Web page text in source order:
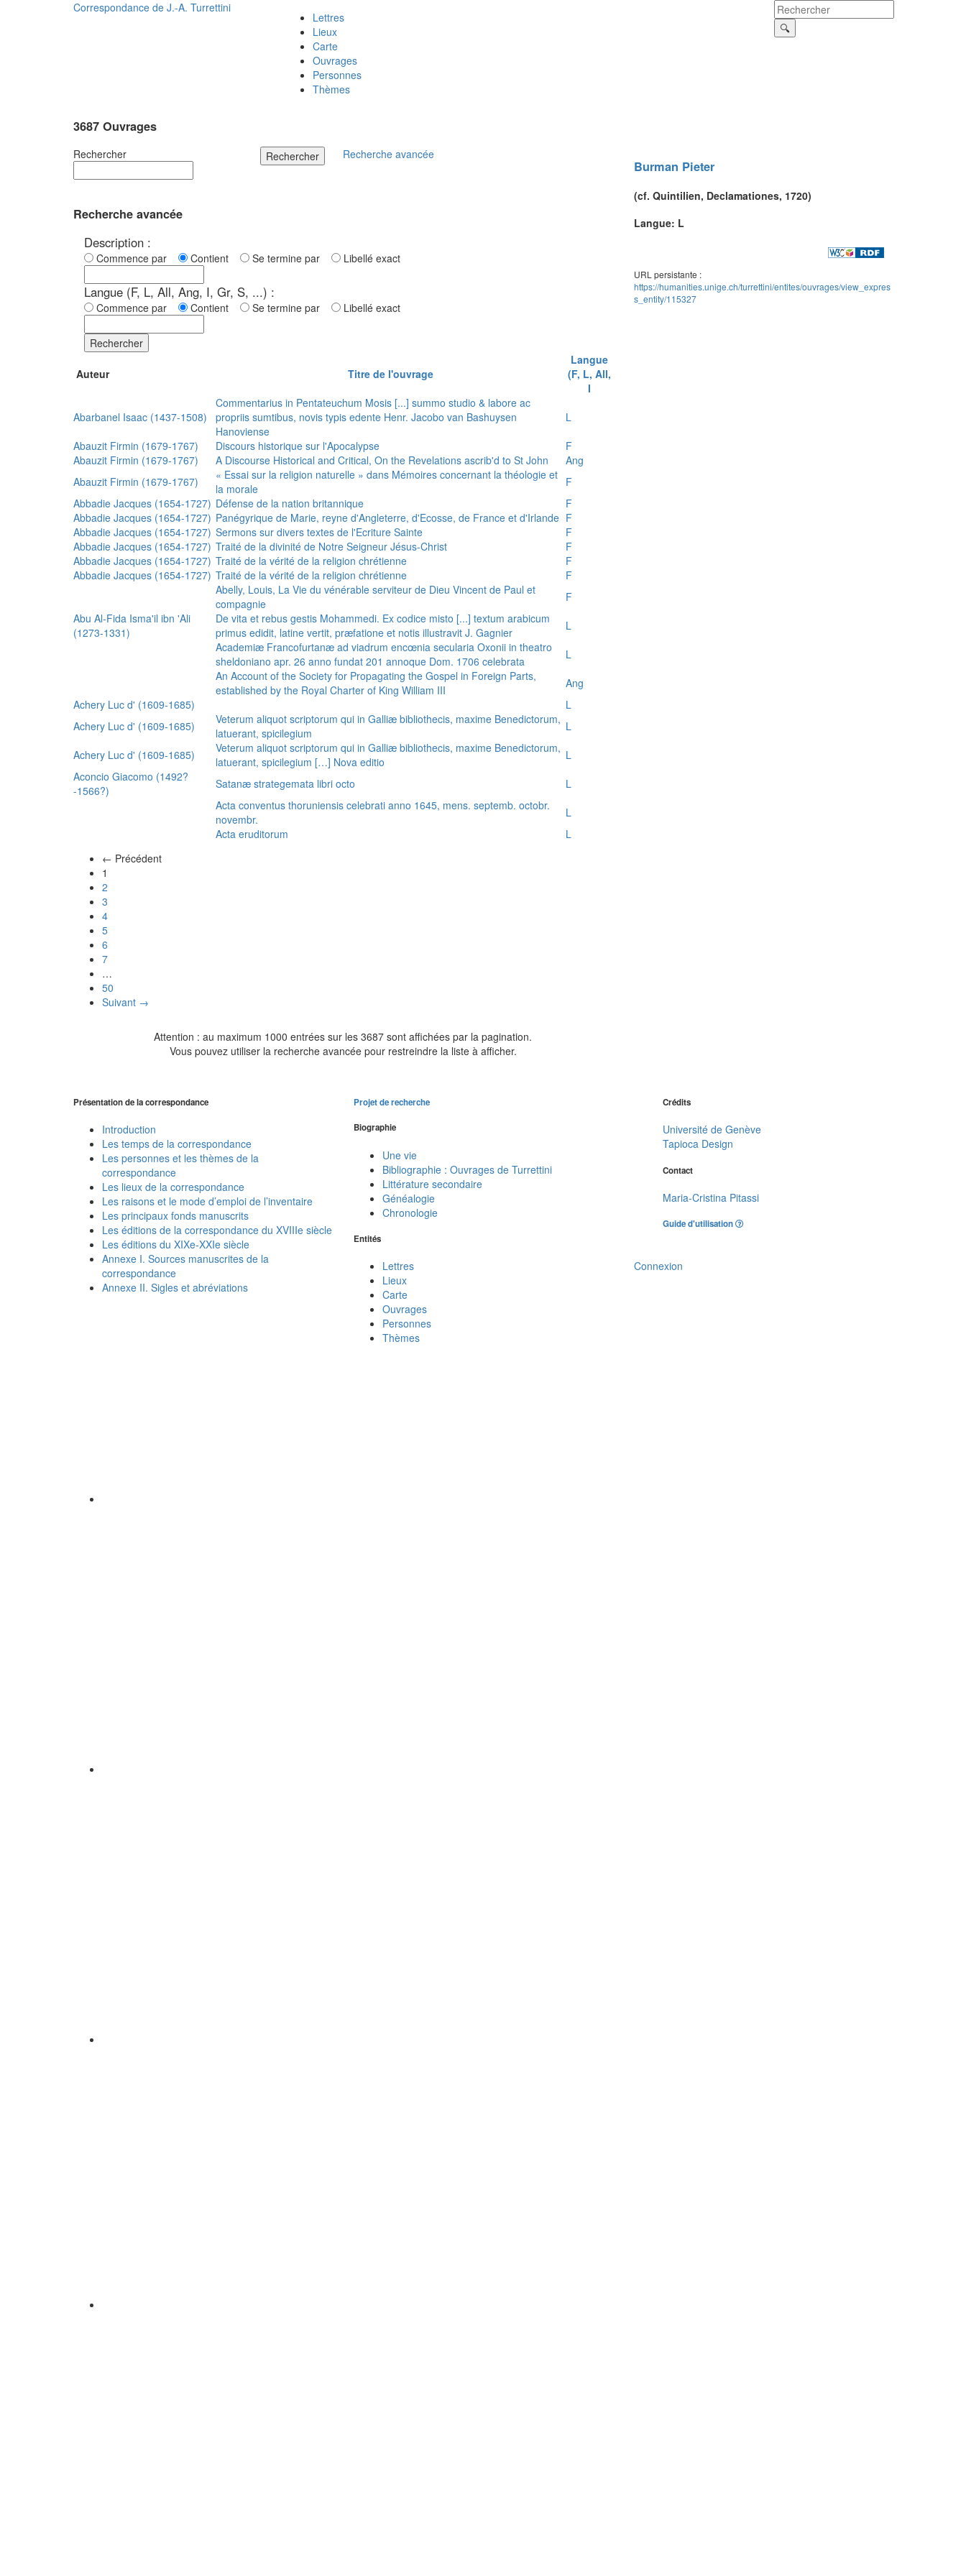
Correspondance de J.-A. Turrettini
Lettres
Lieux
Carte
Ouvrages
Personnes
Thèmes
3687 Ouvrages
Rechercher Rechercher Recherche avancée
Recherche avancée
Description :
Commence par Contient Se termine par Libellé exact
Langue (F, L, All, Ang, I, Gr, S, ...) :
Commence par Contient Se termine par Libellé exact
Rechercher
Auteur Titre de l'ouvrage
Langue
(F, L, All,
I
Abarbanel Isaac (1437-1508)
Commentarius in Pentateuchum Mosis [...] summo studio & labore ac
propriis sumtibus, novis typis edente Henr. Jacobo van Bashuysen
Hanoviense
L
Abauzit Firmin (1679-1767)
Discours historique sur l'Apocalypse
F
Abauzit Firmin (1679-1767)
A Discourse Historical and Critical, On the Revelations ascrib'd to St John
Ang
Abauzit Firmin (1679-1767)
« Essai sur la religion naturelle » dans Mémoires concernant la théologie et
la morale
F
Abbadie Jacques (1654-1727) Défense de la nation britannique
F
Abbadie Jacques (1654-1727) Panégyrique de Marie, reyne d'Angleterre, d'Ecosse, de France et d'Irlande F
Abbadie Jacques (1654-1727) Sermons sur divers textes de l'Ecriture Sainte
F
Abbadie Jacques (1654-1727) Traité de la divinité de Notre Seigneur Jésus-Christ
F
Abbadie Jacques (1654-1727) Traité de la vérité de la religion chrétienne
F
Abbadie Jacques (1654-1727) Traité de la vérité de la religion chrétienne
F
Abelly, Louis, La Vie du vénérable serviteur de Dieu Vincent de Paul et
compagnie
F
Abu Al-Fida Isma'il ibn 'Ali
(1273-1331)
De vita et rebus gestis Mohammedi. Ex codice misto [...] textum arabicum
primus edidit, latine vertit, præfatione et notis illustravit J. Gagnier
L
Academiæ Francofurtanæ ad viadrum encœnia secularia Oxonii in theatro
sheldoniano apr. 26 anno fundat 201 annoque Dom. 1706 celebrata
L
An Account of the Society for Propagating the Gospel in Foreign Parts,
established by the Royal Charter of King William III
Ang
Achery Luc d' (1609-1685)
L
Achery Luc d' (1609-1685)
Veterum aliquot scriptorum qui in Galliæ bibliothecis, maxime Benedictorum,
latuerant, spicilegium
L
Achery Luc d' (1609-1685)
Veterum aliquot scriptorum qui in Galliæ bibliothecis, maxime Benedictorum,
latuerant, spicilegium […] Nova editio
L
Aconcio Giacomo (1492?
-1566?)
Satanæ strategemata libri octo
L
Acta conventus thoruniensis celebrati anno 1645, mens. septemb. octobr.
novembr.
L
Acta eruditorum
L
← Précédent
1
2
3
4
5
6
7
…
50
Suivant →
Attention : au maximum 1000 entrées sur les 3687 sont affichées par la pagination.
Vous pouvez utiliser la recherche avancée pour restreindre la liste à afficher.
Burman Pieter
(cf. Quintilien, Declamationes, 1720)
Langue: L
URL persistante :
https://humanities.unige.ch/turrettini/entites/ouvrages/view_expres
s_entity/115327
Présentation de la correspondance
Introduction
Les temps de la correspondance
Les personnes et les thèmes de la
correspondance
Les lieux de la correspondance
Les raisons et le mode d’emploi de l’inventaire
Les principaux fonds manuscrits
Les éditions de la correspondance du XVIIIe siècle
Les éditions du XIXe-XXIe siècle
Annexe I. Sources manuscrites de la
correspondance
Annexe II. Sigles et abréviations
Projet de recherche
Biographie
Une vie
Bibliographie : Ouvrages de Turrettini
Littérature secondaire
Généalogie
Chronologie
Entités
Lettres
Lieux
Carte
Ouvrages
Personnes
Thèmes
Crédits
Université de Genève
Tapioca Design
Contact
Maria-Cristina Pitassi
Guide d'utilisation
Connexion